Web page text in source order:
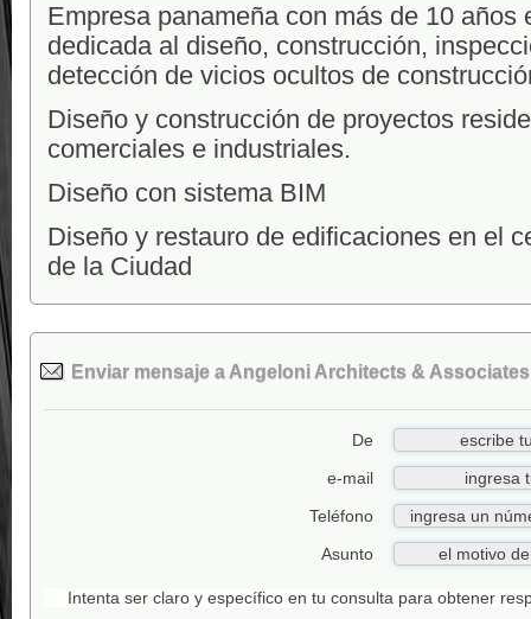
Empresa panameña con más de 10 años
dedicada al diseño, construcción,
detección de vicios ocultos de
Diseño y construcción de proyectos
comerciales e industriales.
Diseño con sistema BIM
Diseño y restauro de edificaciones en el
de la Ciudad
Enviar mensaje a Angeloni Architects &
De
e-mail
Teléfono
Asunto
Intenta ser claro y específico en tu consulta para obtener